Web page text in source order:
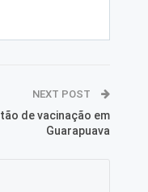
NEXT POST
de vacinação em
Guarapuava